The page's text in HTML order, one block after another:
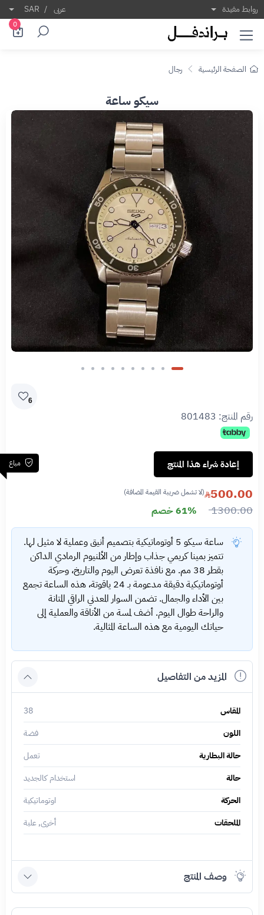
روابط مفيدة عربى /
SAR
0
الصفحة الرئيسية رجال
سيكو ساعة
6
رقم المنتج: 801483
مباع إعادة شراء هذا المنتج
500.00 (لا تشمل ضريبة القيمة المضافة)
1300.00 61% خصم
ساعة سيكو 5 أوتوماتيكية بتصميم أنيق وعملية لا مثيل لها.
تتميز بمينا كريمي جذاب وإطار من الألمنيوم الرمادي الداكن
بقطر 38 مم. مع نافذة تعرض اليوم والتاريخ، وحركة
أوتوماتيكية دقيقة مدعومة بـ 24 ياقوتة، هذه الساعة تجمع
بين الأداء والجمال. تضمن السوار المعدني الراقي المتانة
والراحة طوال اليوم. أضف لمسة من الأناقة والعملية إلى
حياتك اليومية مع هذه الساعة المثالية.
المزيد من التفاصيل
المقاس
38
اللون
فضة
حالة البطارية
تعمل
حالة
استخدام كالجديد
الحركة
اوتوماتيكية
الملحقات
أخرى, علبة
وصف المنتج